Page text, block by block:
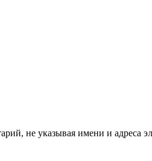
не указывая имени и адреса